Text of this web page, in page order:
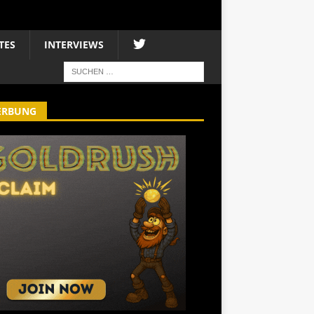
INTERVIEWS